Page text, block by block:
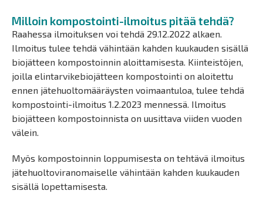
Milloin kompostointi-ilmoitus pitää tehdä?
Raahessa ilmoituksen voi tehdä 29.12.2022 alkaen.
Ilmoitus tulee tehdä vähintään kahden kuukauden sisällä
biojätteen kompostoinnin aloittamisesta. Kiinteistöjen,
joilla elintarvikebiojätteen kompostointi on aloitettu
ennen jätehuoltomääräysten voimaantuloa, tulee tehdä
kompostointi-ilmoitus 1.2.2023 mennessä. Ilmoitus
biojätteen kompostoinnista on uusittava viiden vuoden
välein.
Myös kompostoinnin loppumisesta on tehtävä ilmoitus
jätehuoltoviranomaiselle vähintään kahden kuukauden
sisällä lopettamisesta.